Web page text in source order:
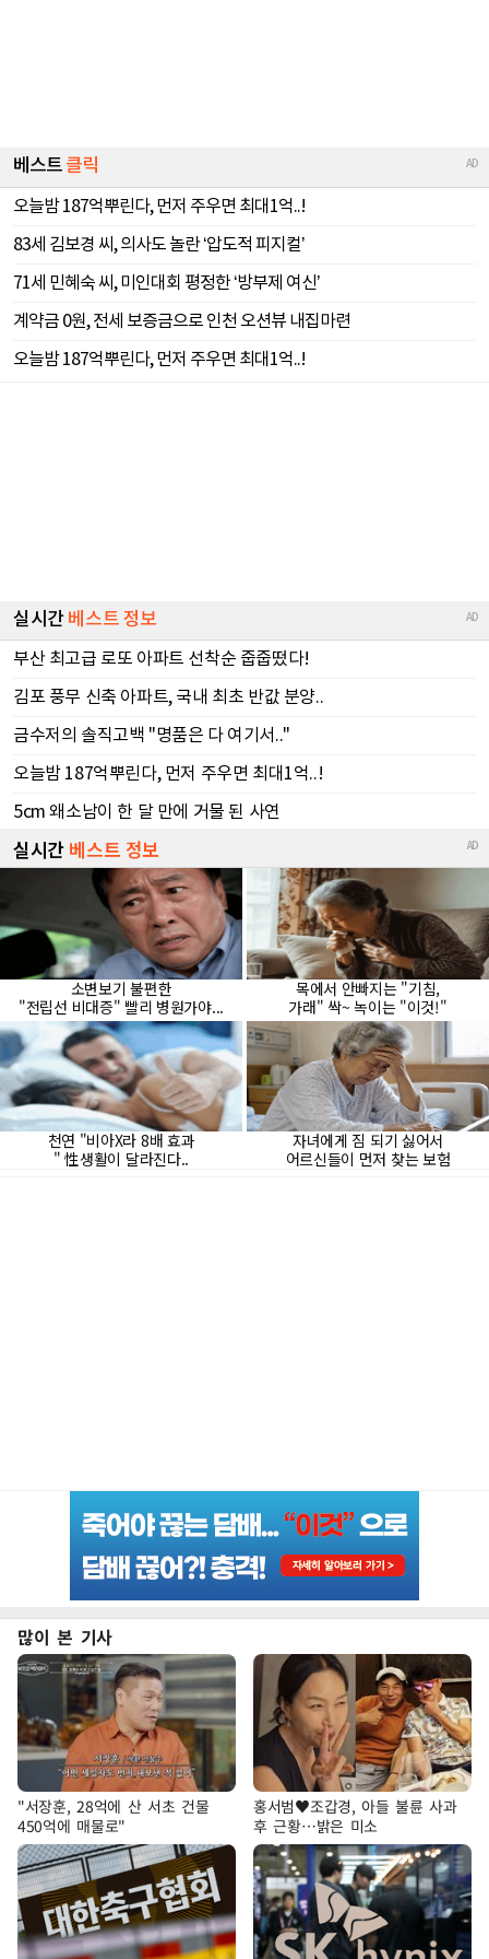
많이 본 기사
"서장훈, 28억에 산 서초 건물
450억에 매물로"
홍서범♥조갑경, 아들 불륜 사과
후 근황…밝은 미소